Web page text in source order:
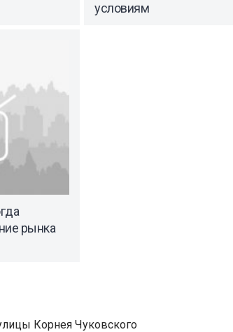
условиям
рынка
Корнея Чуковского